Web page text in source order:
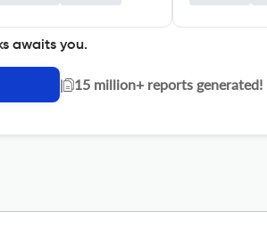
awaits you.
| 15 million+ reports generated!